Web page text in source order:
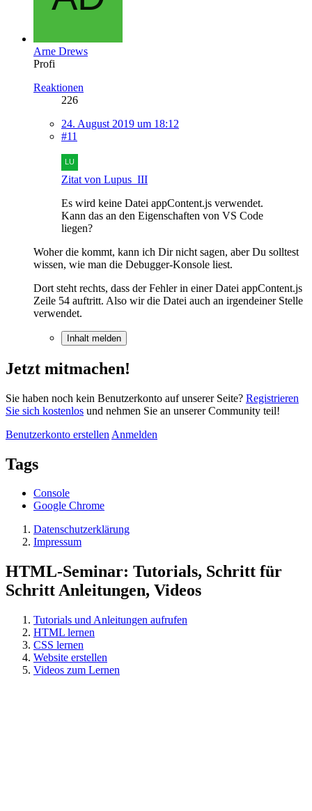
Arne Drews
Profi
Reaktionen
226
24. August 2019 um 18:12
#11
Zitat von Lupus_III
Es wird keine Datei appContent.js verwendet.
Kann das an den Eigenschaften von VS Code
liegen?
Woher die kommt, kann ich Dir nicht sagen, aber Du solltest
wissen, wie man die Debugger-Konsole liest.
Dort steht rechts, dass der Fehler in einer Datei appContent.js
Zeile 54 auftritt. Also wir die Datei auch an irgendeiner Stelle
verwendet.
Inhalt melden
Jetzt mitmachen!
Sie haben noch kein Benutzerkonto auf unserer Seite? Registrieren
Sie sich kostenlos und nehmen Sie an unserer Community teil!
Benutzerkonto erstellen Anmelden
Tags
Console
Google Chrome
Datenschutzerklärung
Impressum
HTML-Seminar: Tutorials, Schritt für
Schritt Anleitungen, Videos
Tutorials und Anleitungen aufrufen
HTML lernen
CSS lernen
Website erstellen
Videos zum Lernen